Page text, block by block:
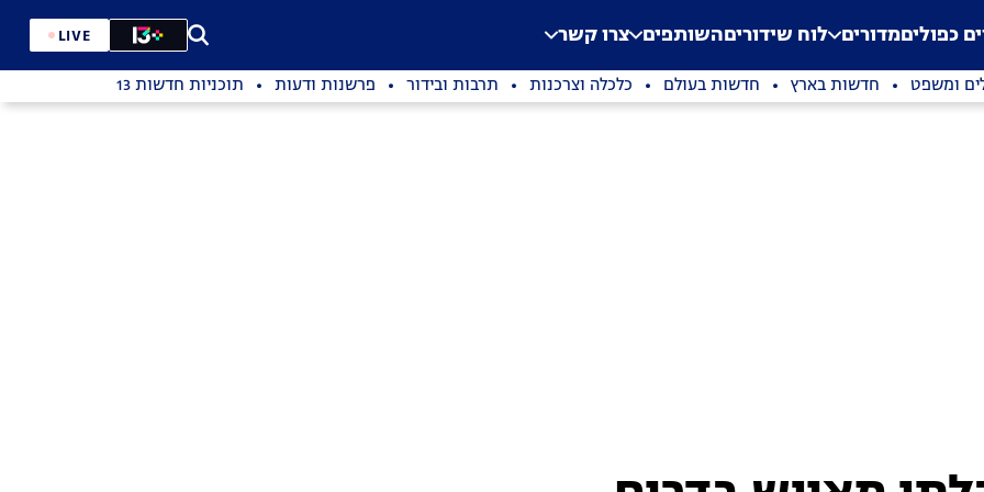
Application error: a
. כפוליםמדורים לוח שידוריםהשותפים צרו קשר LIVE
ומשפט חדשות בארץ חדשות בעולם כלכלה וצרכנות תרבות ובידור פרשנות ודעות תוכניות חדשות 13